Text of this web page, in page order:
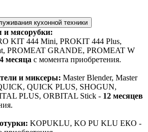
кухонной техники
мясорубки:
KIT 444 Mini, PROKIT 444 Plus,
PROMEAT GRANDE, PROMEAT W
месяца с момента приобретения.
и миксеры: Master Blender, Master
QUICK PLUS, SHOGUN,
PLUS, ORBITAL Stick - 12 месяцев
KOPUKLU, KO PU KLU ЕКО -